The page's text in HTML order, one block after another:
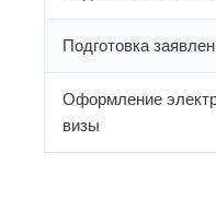
Подготовка
Оформление
визы